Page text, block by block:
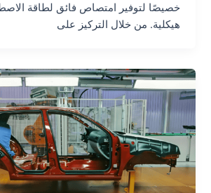
خصيصًا لتوفير امتصاص فائق لطاقة
هيكلية. من خلال التركيز على